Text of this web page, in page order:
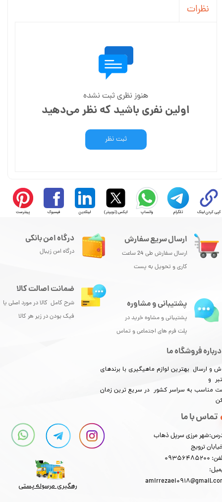
نظرات
هنوز نظری ثبت نشده
اولین نفری باشید که نظر می‌دهید
ثبت نظر
کپی کردن لینک تلگرام واتساپ ایکس (توییتر) لینکدین فیسبوک پینترست
ارسال سریع سفارش
ارسال سفارش طی 24 ساعت
کاری و تحویل به پست
درباره فروشگاه ما
و ارسال بهترین لوازم ماهیگیری با برندهای
و
مناسب به سراسر کشور در سریع ترین زمان
تماس با ما
مرزی سرپل ذهاب
ترویج
درگاه امن بانکی
درگاه امن زیبال
پشتیبانی و مشاوره
پشتیبانی و مشاوه خرید در
پلت فرم های اجتماعی و تماس
ضمانت اصالت کالا
شرح کامل کالا در مورد اصلی یا
فیک بودن در زیر هر کالا
رهگیری مرسوله پستی​​​​​​​